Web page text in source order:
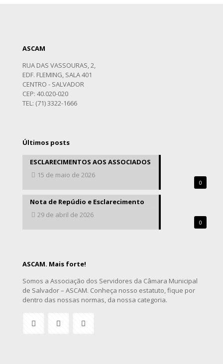
ASCAM
RUA DAS VASSOURAS, 2,
EDF. FLEMING, SALA 401
CENTRO - SALVADOR
CEP: 40.020-020
TEL: (71) 3322-1666
Últimos posts
0
ESCLARECIMENTOS AOS ASSOCIADOS
15 de maio de 2026
0
Nota de Repúdio e Esclarecimento
29 de abril de 2026
ASCAM. Mais forte!
Somos a Associação dos Servidores da Câmara Municipal
de Salvador – ASCAM. Conheça nosso estatuto, fique por
dentro das nossas normas, da nossa categoria.